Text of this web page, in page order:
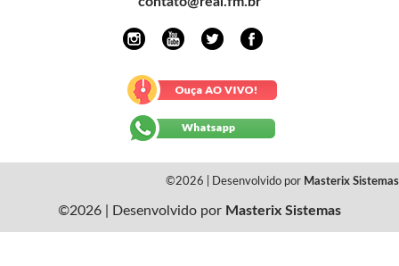
©2026 | Desenvolvido por Masterix Sistemas
©2026 | Desenvolvido por Masterix Sistemas